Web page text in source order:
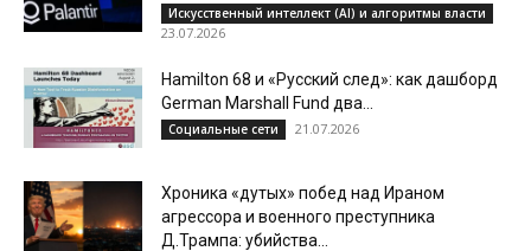
Искусственный интеллект (AI) и алгоритмы власти
23.07.2026
Hamilton 68 и «Русский след»: как дашборд
German Marshall Fund два...
Социальные сети 21.07.2026
Хроника «дутых» побед над Ираном
агрессора и военного преступника
Д.Трампа: убийства...